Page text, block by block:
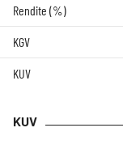
Rendite (%)
KGV
KUV
KUV